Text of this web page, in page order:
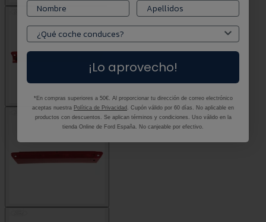
¡Lo aprovecho!
*En compras superiores a 50€. Al proporcionar tu dirección de correo electrónico
aceptas nuestra Política de Privacidad . Cupón válido por 60 días. No aplicable en
productos con descuentos. Se aplican términos y condiciones. Uso válido en la
tienda Online de Ford España. No canjeable por efectivo.